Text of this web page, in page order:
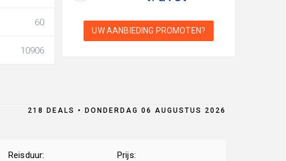
60
10906
UW AANBIEDING PROMOTEN?
218 DEALS • DONDERDAG 06 AUGUSTUS 2026
Reisduur: Prijs: